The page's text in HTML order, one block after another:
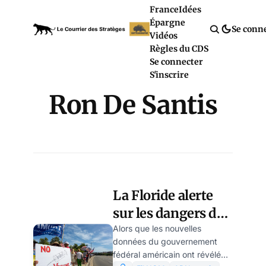
FranceIdées
Épargne
Vidéos
Règles du CDS
Se connecter
S'inscrire
Se
Ron De Santis
La Floride alerte
sur les dangers des
vaccins ARNm
Alors que les nouvelles
données du gouvernement
fédéral américain ont révélé